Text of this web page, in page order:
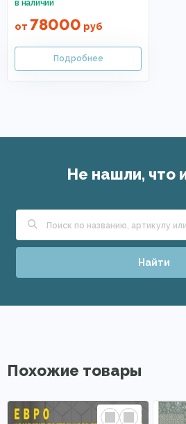
от 78000 руб
Не нашли, что
Найти
Похожие товары